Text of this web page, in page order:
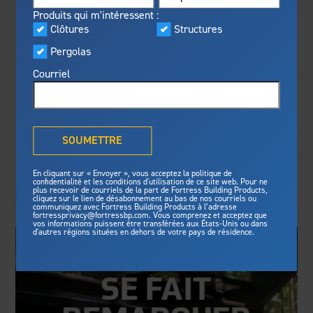
Produits qui m'intéressent :
Clôtures
Structures
Pergolas
Courriel
SOUMETTRE
En cliquant sur « Envoyer », vous acceptez la politique de
confidentialité et les conditions d'utilisation de ce site web. Pour ne
plus recevoir de courriels de la part de Fortress Building Products,
cliquez sur le lien de désabonnement au bas de nos courriels ou
communiquez avec Fortress Building Products à l’adresse
fortressprivacy@fortressbp.com. Vous comprenez et acceptez que
vos informations puissent être transférées aux États-Unis ou dans
d'autres régions situées en dehors de votre pays de résidence.
En vedette
Fabriqué pour la sécurité
Fortress
contre les tempêtes et des
tranquilité d’esprit de longue
durée.
Voyez pourquoi nous sommes
Structures
Structure d'acier pour terrasse
Clôtures
Clôtures en acier
Outdurable Living
Actualités et médias
Visualiseur
Galerie
Préparez votre projet
Fortress Master Class
2024 PRODUITS
DURABLES DE
BUILDER
terrasse Evolution de Fortress Building Products
exploite les avantages éprouvés de l’acier. Ce xxxxx
complet....